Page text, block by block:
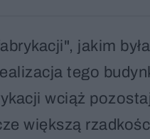
jakim
tego
wciąż
większą